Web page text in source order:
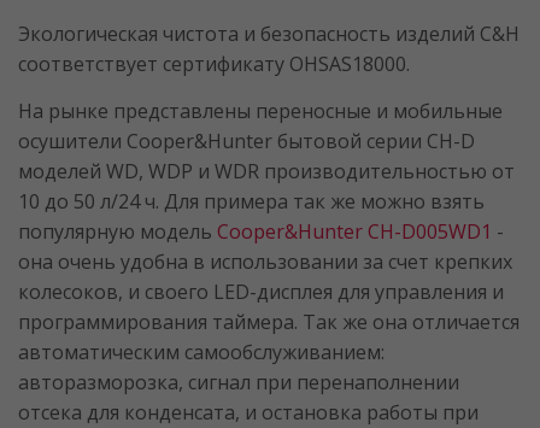
Экологическая чистота и безопасность изделий С&H
соответствует сертификату OHSAS18000.
На рынке представлены переносные и мобильные
осушители Cooper&Hunter бытовой серии CH-D
моделей WD, WDP и WDR производительностью от
10 до 50 л/24 ч. Для примера так же можно взять
популярную модель Cooper&Hunter CH-D005WD1 -
она очень удобна в использовании за счет крепких
колесоков, и своего LED-дисплея для управления и
программирования таймера. Так же она отличается
автоматическим самообслуживанием:
авторазморозка, сигнал при перенаполнении
отсека для конденсата, и остановка работы при